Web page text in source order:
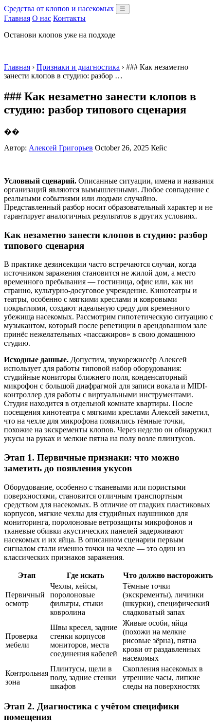
Средства от клопов и насекомых ☰
Главная О нас Контакты
Останови клопов уже на подходе
Главная › Признаки и диагностика › ### Как незаметно
занести клопов в студию: разбор …
### Как незаметно занести клопов в
студию: разбор типового сценария
��
Автор: Алексей Григорьев October 26, 2025 Кейс
Условный сценарий. Описанные ситуации, имена и названия
организаций являются вымышленными. Любое совпадение с
реальными событиями или людьми случайно.
Представленный разбор носит образовательный характер и не
гарантирует аналогичных результатов в других условиях.
Как незаметно занести клопов в студию: разбор
типового сценария
В практике дезинсекции часто встречаются случаи, когда
источником заражения становится не жилой дом, а место
временного пребывания — гостиница, офис или, как ни
странно, культурно-досуговое учреждение. Кинотеатры и
театры, особенно с мягкими креслами и ковровыми
покрытиями, создают идеальную среду для временного
убежища насекомых. Рассмотрим гипотетическую ситуацию с
музыкантом, который после репетиции в арендованном зале
принёс нежелательных «пассажиров» в свою домашнюю
студию.
Исходные данные. Допустим, звукорежиссёр Алексей
использует для работы типовой набор оборудования:
студийные мониторы ближнего поля, конденсаторный
микрофон с большой диафрагмой для записи вокала и MIDI-
контроллер для работы с виртуальными инструментами.
Студия находится в отдельной комнате квартиры. После
посещения кинотеатра с мягкими креслами Алексей заметил,
что на чехле для микрофона появились тёмные точки,
похожие на экскременты клопов. Через неделю он обнаружил
укусы на руках и мелкие пятна на полу возле плинтусов.
Этап 1. Первичные признаки: что можно
заметить до появления укусов
Оборудование, особенно с тканевыми или пористыми
поверхностями, становится отличным транспортным
средством для насекомых. В отличие от гладких пластиковых
корпусов, мягкие чехлы для студийных наушников для
мониторинга, поролоновые ветрозащиты микрофонов и
тканевые обивки акустических панелей задерживают
насекомых и их яйца. В описанном сценарии первым
сигналом стали именно точки на чехле — это один из
классических признаков заражения.
Этап Где искать Что должно насторожить
Первичный
осмотр
Чехлы, кейсы,
поролоновые
фильтры, стыки
ковролина
Тёмные точки
(экскременты), личинки
(шкурки), специфический
сладковатый запах
Проверка
мебели
Швы кресел, задние
стенки корпусов
мониторов, места
соединения кабелей
Живые особи, яйца
(похожи на мелкие
рисовые зёрна), пятна
крови от раздавленных
насекомых
Контрольная
зона
Плинтусы, щели в
полу, задние стенки
шкафов
Скопления насекомых в
утренние часы, липкие
следы на поверхностях
Этап 2. Диагностика с учётом специфики
помещения